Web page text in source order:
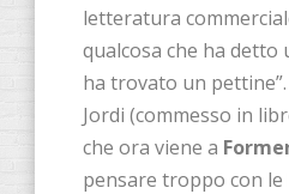
letteratura
qualcosa che ha detto
ha trovato un pettine”.
Jordi (commesso in
che ora viene a
pensare troppo con